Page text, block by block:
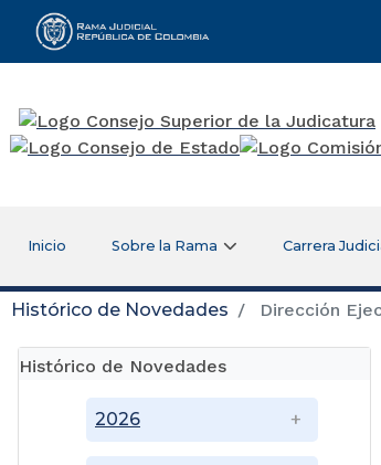
Rama Judicial
Inicio Sobre la Rama Carrera
Histórico de Novedades Dirección
Histórico de Novedades
2026